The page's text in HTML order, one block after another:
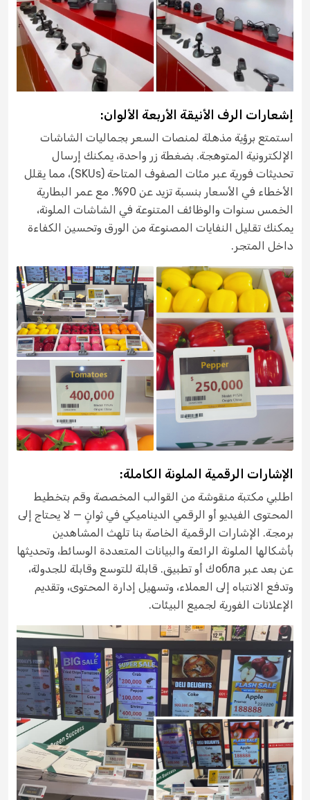
إشعارات الرف الأنيقة الأربعة الألوان:
استمتع برؤية مذهلة لمنصات السعر بجماليات الشاشات
الإلكترونية المتوهجة. بضغطة زر واحدة، يمكنك إرسال
تحديثات فورية عبر مئات الصفوف المتاحة (SKUs)، مما يقلل
الأخطاء في الأسعار بنسبة تزيد عن 90%. مع عمر البطارية
الخمس سنوات والوظائف المتنوعة في الشاشات الملونة،
يمكنك تقليل النفايات المصنوعة من الورق وتحسين الكفاءة
داخل المتجر.
الإشارات الرقمية الملونة الكاملة:
اطلبي مكتبة منقوشة من القوالب المخصصة وقم بتخطيط
المحتوى الفيديو أو الرقمي الديناميكي في ثوانٍ — لا يحتاج إلى
برمجة. الإشارات الرقمية الخاصة بنا تلهث المشاهدين
بأشكالها الملونة الرائعة والبيانات المتعددة الوسائط، وتحديثها
عن بعد عبر облаك أو تطبيق. قابلة للتوسع وقابلة للجدولة،
وتدفع الانتباه إلى العملاء، وتسهيل إدارة المحتوى، وتقديم
الإعلانات الفورية لجميع البيئات.